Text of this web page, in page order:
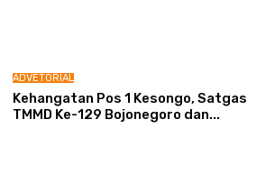
ADVETORIAL
Kehangatan Pos 1 Kesongo, Satgas
TMMD Ke-129 Bojonegoro dan...